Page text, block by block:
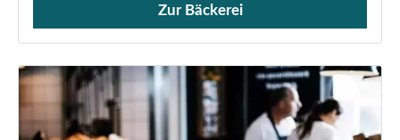
Verkauf von Brötchen,
Zur Bäckerei